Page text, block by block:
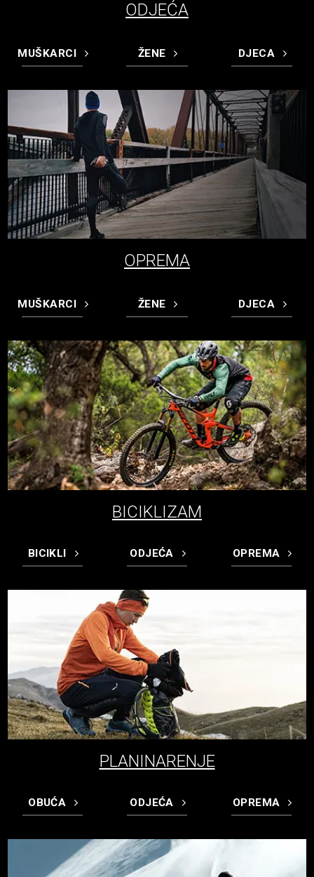
ODJEĆA
MUŠKARCI ŽENE DJECA
OPREMA
MUŠKARCI ŽENE DJECA
BICIKLIZAM
BICIKLI ODJEĆA OPREMA
PLANINARENJE
OBUĆA ODJEĆA OPREMA